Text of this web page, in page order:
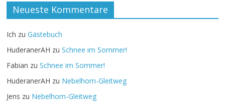
Neueste Kommentare
Ich zuGästebuch
HuderanerAH zuSchnee im Sommer!
Fabian zuSchnee im Sommer!
HuderanerAH zu Nebelhorn-Gleitweg
Jens zu Nebelhorn-Gleitweg